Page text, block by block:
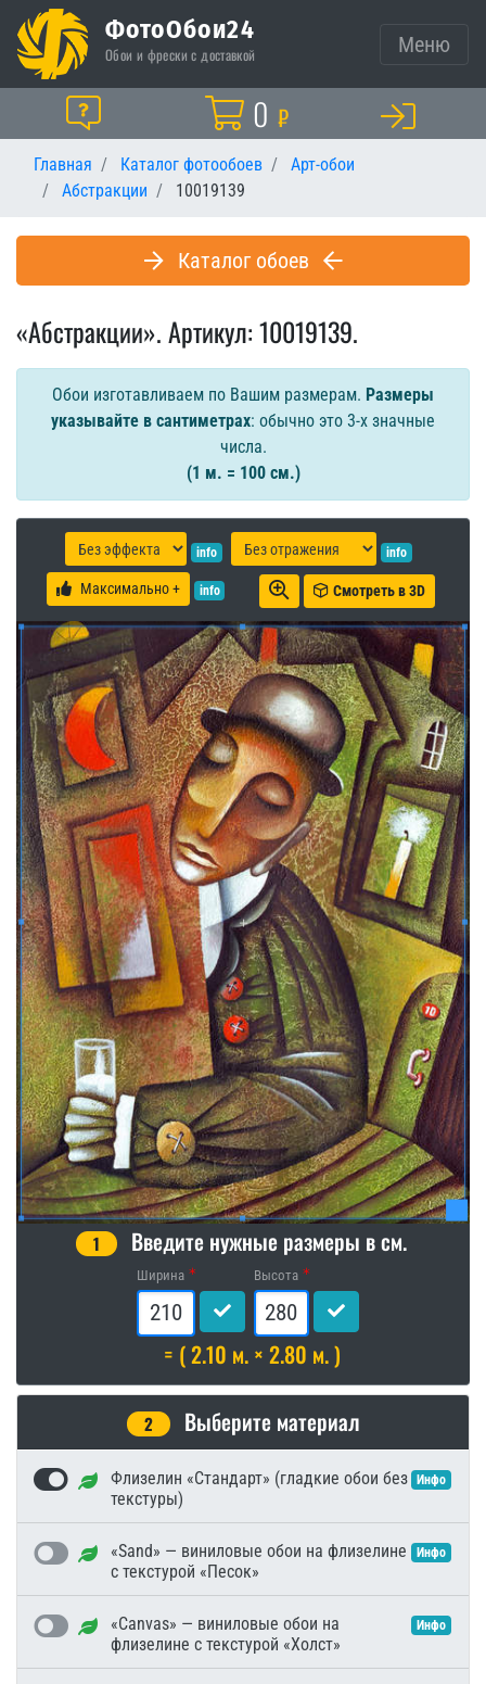
ФотоОбои24
Обои и фрески с доставкой Меню
Помощь Корзина
0 ₽
Главная Каталог фотообоев
Арт-обои
Абстракции
10019139
Каталог обоев
«Абстракции». Артикул: 10019139.
Обои изготавливаем по Вашим размерам. Размеры
указывайте в сантиметрах: обычно это 3-х значные
числа.
(1 м. = 100 см.)
info info
Максимально + info Смотреть в 3D
1 Введите нужные размеры в см.
Ширина Высота
= ( 2.10 м. × 2.80 м. )
2 Выберите материал
Флизелин «Стандарт» (гладкие обои без
текстуры)
Инфо
«Sand» — виниловые обои на флизелине
с текстурой «Песок»
Инфо
«Canvas» — виниловые обои на
флизелине с текстурой «Холст»
Инфо